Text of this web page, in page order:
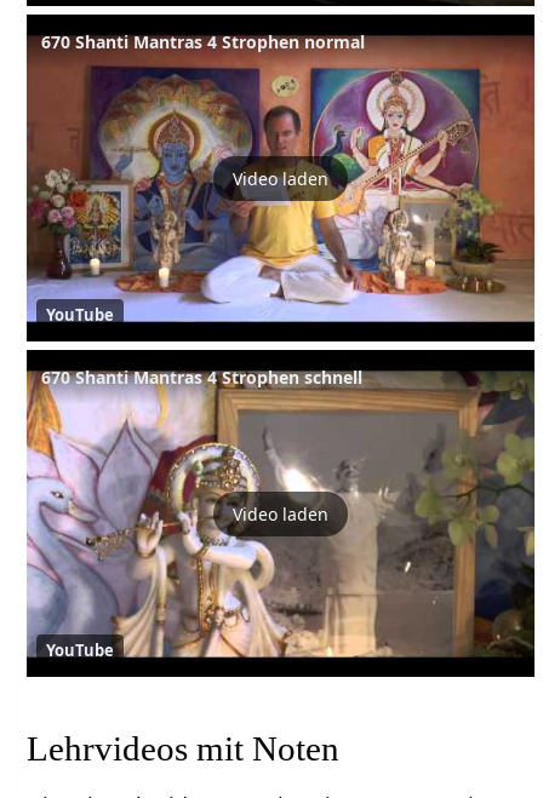
670 Shanti Mantras 4 Strophen normal
Video laden
YouTube
670 Shanti Mantras 4 Strophen schnell
Video laden
YouTube
Lehrvideos mit Noten